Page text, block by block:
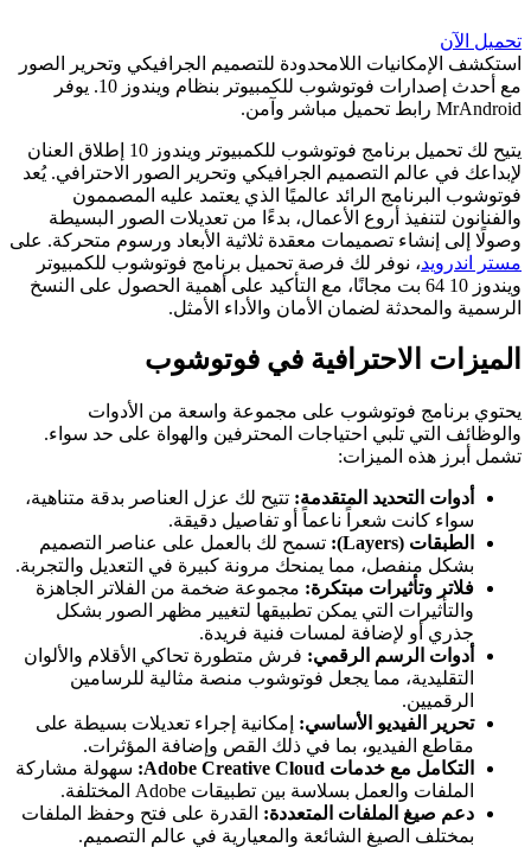
تحميل الآن
استكشف الإمكانيات اللامحدودة للتصميم الجرافيكي وتحرير الصور
مع أحدث إصدارات فوتوشوب للكمبيوتر بنظام ويندوز 10. يوفر
MrAndroid رابط تحميل مباشر وآمن.
يتيح لك تحميل برنامج فوتوشوب للكمبيوتر ويندوز 10 إطلاق العنان
لإبداعك في عالم التصميم الجرافيكي وتحرير الصور الاحترافي. يُعد
فوتوشوب البرنامج الرائد عالميًا الذي يعتمد عليه المصممون
والفنانون لتنفيذ أروع الأعمال، بدءًا من تعديلات الصور البسيطة
وصولًا إلى إنشاء تصميمات معقدة ثلاثية الأبعاد ورسوم متحركة. على
مستر اندرويد، نوفر لك فرصة تحميل برنامج فوتوشوب للكمبيوتر
ويندوز 10 64 بت مجانًا، مع التأكيد على أهمية الحصول على النسخ
الرسمية والمحدثة لضمان الأمان والأداء الأمثل.
الميزات الاحترافية في فوتوشوب
يحتوي برنامج فوتوشوب على مجموعة واسعة من الأدوات
والوظائف التي تلبي احتياجات المحترفين والهواة على حد سواء.
تشمل أبرز هذه الميزات:
أدوات التحديد المتقدمة: تتيح لك عزل العناصر بدقة متناهية،
سواء كانت شعراً ناعماً أو تفاصيل دقيقة.
الطبقات (Layers):
تسمح لك بالعمل على عناصر التصميم
بشكل منفصل، مما يمنحك مرونة كبيرة في التعديل والتجربة.
فلاتر وتأثيرات مبتكرة: مجموعة ضخمة من الفلاتر الجاهزة
والتأثيرات التي يمكن تطبيقها لتغيير مظهر الصور بشكل
جذري أو لإضافة لمسات فنية فريدة.
أدوات الرسم الرقمي: فرش متطورة تحاكي الأقلام والألوان
التقليدية، مما يجعل فوتوشوب منصة مثالية للرسامين
الرقميين.
تحرير الفيديو الأساسي: إمكانية إجراء تعديلات بسيطة على
مقاطع الفيديو، بما في ذلك القص وإضافة المؤثرات.
التكامل مع خدمات Adobe Creative Cloud:
سهولة مشاركة
الملفات والعمل بسلاسة بين تطبيقات Adobe المختلفة.
دعم صيغ الملفات المتعددة: القدرة على فتح وحفظ الملفات
بمختلف الصيغ الشائعة والمعيارية في عالم التصميم.